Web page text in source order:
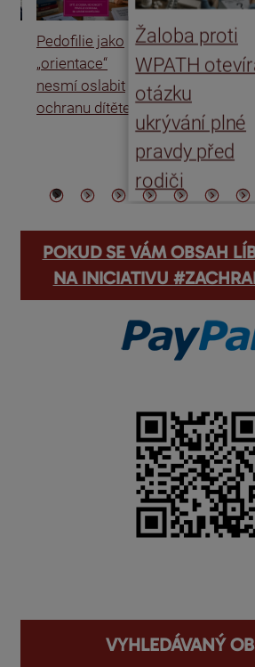
Pedofilie jako
„orientace“
nesmí oslabit
ochranu dítěte
Žaloba proti
WPATH
otázku
ukrývání plné
pravdy před
rodiči
POKUD SE VÁM OBSAH
NA INICIATIVU
(odkaz je externí)
VYHLEDÁVANÝ